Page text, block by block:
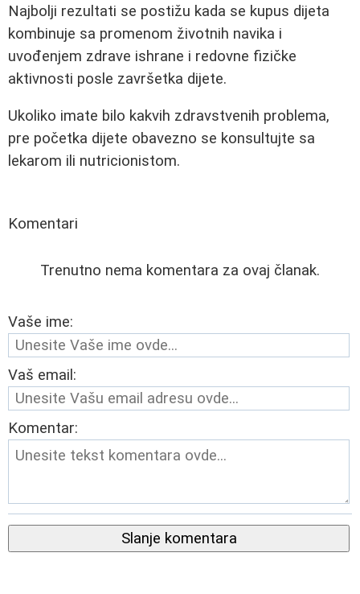
Najbolji rezultati se postižu kada se kupus dijeta
kombinuje sa promenom životnih navika i
uvođenjem zdrave ishrane i redovne fizičke
aktivnosti posle završetka dijete.
Ukoliko imate bilo kakvih zdravstvenih problema,
pre početka dijete obavezno se konsultujte sa
lekarom ili nutricionistom.
Komentari
Trenutno nema komentara za ovaj članak.
Vaše ime:
Vaš email:
Komentar:
Slanje komentara